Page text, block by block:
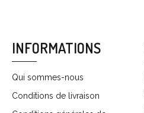
INFORMATIONS
Qui sommes-nous
Conditions de livraison